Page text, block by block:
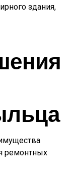
здания,
ремонтных